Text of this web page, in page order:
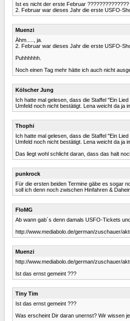
Ist es nicht der erste Februar ??????????????
2. Februar war dieses Jahr die erste USFO-
Muenzi
Ähm....., ja.
2. Februar war dieses Jahr die erste USFO-
Puhhhhhh.
Noch einen Tag mehr hätte ich auch nicht
Kölscher Jung
Ich hatte mal gelesen, dass die Staffel "Ein
Umfeld noch nicht bestätigt. Lena weicht da ja
Thophi
Ich hatte mal gelesen, dass die Staffel "Ein
Umfeld noch nicht bestätigt. Lena weicht da ja
Das liegt wohl schlicht daran, dass das halt
punkrock
Für die ersten beiden Termine gäbe es sogar
soll ich denn noch zwischen Hinfahren &
FloMG
Ab wann gab´s denn damals USFO-Tickets
http://www.mediabolo.de/german/zuschauer/
Muenzi
http://www.mediabolo.de/german/zuschauer/
Ist das ernst gemeint ???
Tiny Tim
Ist das ernst gemeint ???
Was erscheint Dir daran unernst? Wir wissen